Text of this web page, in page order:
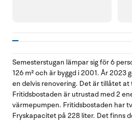
Semesterstugan lämpar sig för 6
126 m² och är byggd i 2001. År 2023
en delvis renovering. Det är tillåtet at
Fritidsbostaden är utrustad med 2
värmepumpen. Fritidsbostaden har
Fryskapacitet på 228 liter. Det finns